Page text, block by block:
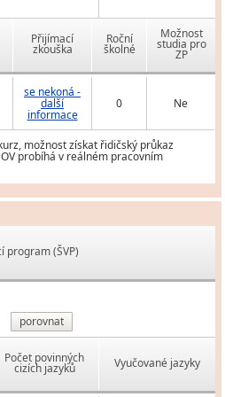
Přijímací
zkouška
Roční
školné
Možnost
studia pro
ZP
se nekoná -
další
informace
0 Ne
možnost získat řidičský průkaz
probíhá v reálném pracovním
program (ŠVP)
porovnat
Počet povinných
cizích jazyků Vyučované jazyky